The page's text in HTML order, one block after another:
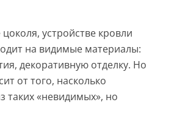
устройстве кровли
на видимые материалы:
декоративную отделку. Но
от того, насколько
таких «невидимых», но